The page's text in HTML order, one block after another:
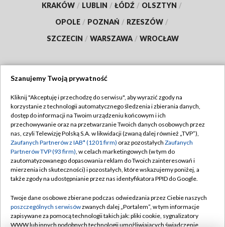
KRAKÓW / LUBLIN / ŁÓDŹ / OLSZTYN /
OPOLE / POZNAŃ / RZESZÓW /
SZCZECIN / WARSZAWA / WROCŁAW
TVP
Abonament TVP
Emisja w TVP
Centrum informacji TVP
Naziemna Telewizja Cyfrowa
Rada Programowa
System NOS
Regulamin TVP
Polityka prywatności
Moje zgody
Pomoc
Kontakt
Szanujemy Twoją prywatność
Kliknij "Akceptuję i przechodzę do serwisu", aby wyrazić zgody na
korzystanie z technologii automatycznego śledzenia i zbierania danych,
dostęp do informacji na Twoim urządzeniu końcowym i ich
przechowywanie oraz na przetwarzanie Twoich danych osobowych przez
nas, czyli Telewizję Polską S.A. w likwidacji (zwaną dalej również „TVP”),
Zaufanych Partnerów z IAB* (1201 firm) oraz pozostałych Zaufanych
Partnerów TVP (93 firm), w celach marketingowych (w tym do
zautomatyzowanego dopasowania reklam do Twoich zainteresowań i
mierzenia ich skuteczności) i pozostałych, które wskazujemy poniżej, a
także zgody na udostępnianie przez nas identyfikatora PPID do Google.
Twoje dane osobowe zbierane podczas odwiedzania przez Ciebie naszych
poszczególnych serwisówzwanych dalej „Portalem”, w tym informacje
zapisywane za pomocą technologii takich jak: pliki cookie, sygnalizatory
WWW lub innych podobnych technologii umożliwiających świadczenie